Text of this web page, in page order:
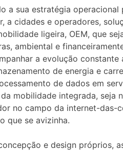
a sua estratégia operacional
a cidades e operadores,
ligeira, OEM, que
ambiental e
a evolução constante
de energia e
de dados em
mobilidade integrada, seja
no campo da internet-das-
que se avizinha.
e design próprios,